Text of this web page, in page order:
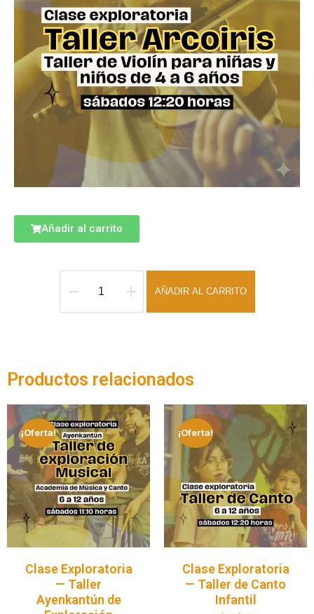
Añadir al carrito
AÑADIR AL CARRITO
Productos relacionados
¡Oferta!
Clase Exploratoria
— Taller
Ayenkantún de
¡Oferta!
Clase Exploratoria
— Taller de Canto
Infantil